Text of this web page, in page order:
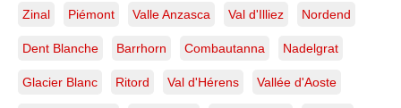
d’art
Zinal Piémont Valle Anzasca Val d'Illiez Nordend
Dent Blanche Barrhorn Combautanna Nadelgrat
Glacier Blanc Ritord Val d'Hérens Vallée d'Aoste